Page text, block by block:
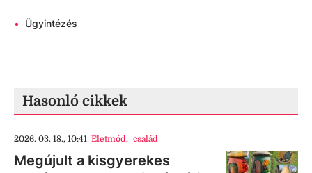
• Ügyintézés
Hasonló cikkek
2026. 03. 18., 10:41 Életmód, család
Megújult a kisgyerekes